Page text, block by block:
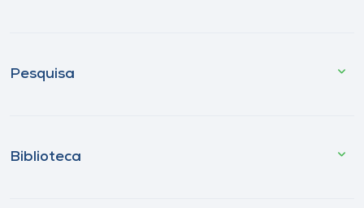
Pesquisa
Biblioteca